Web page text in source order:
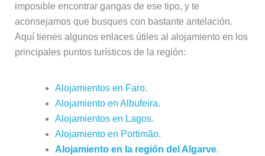
imposible encontrar gangas de ese tipo, y te
aconsejamos que busques con bastante antelación.
Aquí tienes algunos enlaces útiles al alojamiento en los
principales puntos turísticos de la región:
Alojamientos en Faro.
Alojamiento en Albufeira.
Alojamientos en Lagos.
Alojamiento en Portimão.
Alojamiento en la región del Algarve.